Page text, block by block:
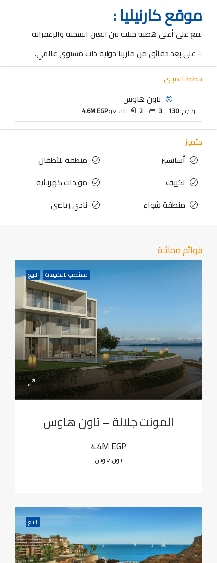
موقع كارنيليا :
تقع على أعلى هضبة جبلية بين العين السخنة والزعفرانة.
– على بعد دقائق من مارينا دولية ذات مستوى عالمي.
خطط المبنى
تاون هاوس
بحجم:130
3
2 السعر:4.6M EGP
متميز
أسانسير
تكييف
منطقة شواء
منطقة للأطفال
مولدات كهربائية
نادي رياضي
قوائم مماثلة
متشطب بالتكييفات للبيع
المونت جلالة – تاون هاوس
4.4M EGP
تاون هاوس
للبيع